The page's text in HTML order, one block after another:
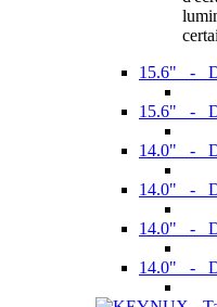
15.6" -
15.6" -
14.0" -
14.0" -
14.0" -
14.0" -